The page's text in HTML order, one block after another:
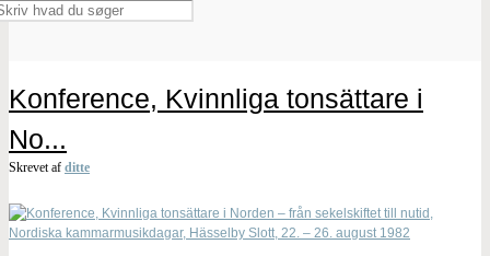
Konference, Kvinnliga tonsättare i
No...
Skrevet af ditte